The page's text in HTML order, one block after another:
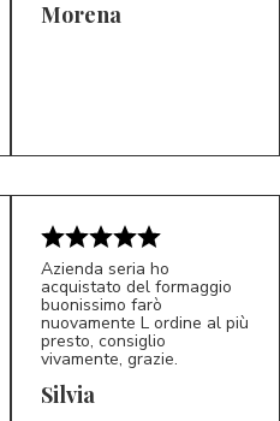
Morena
S*
Azienda seria ho
acquistato del formaggio
buonissimo farò
nuovamente L ordine al più
presto, consiglio
vivamente, grazie.
Silvia